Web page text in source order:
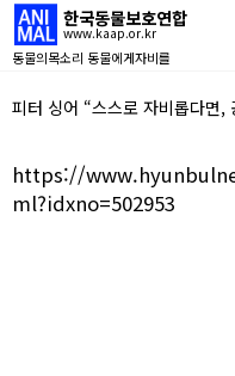
한국동물보호연합
www.kaap.or.kr
동물의목소리 동물에게자비를
피터 싱어 “스스로 자비롭다면,
https://
ml?idxno=502953